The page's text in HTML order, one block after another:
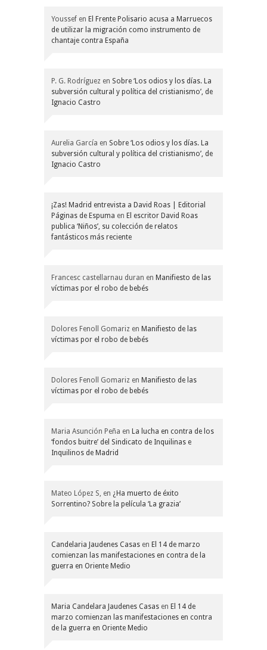
Youssef en El Frente Polisario acusa a Marruecos
de utilizar la migración como instrumento de
chantaje contra España
P. G. Rodríguez en Sobre ‘Los odios y los días. La
subversión cultural y política del cristianismo’, de
Ignacio Castro
Aurelia García en Sobre ‘Los odios y los días. La
subversión cultural y política del cristianismo’, de
Ignacio Castro
¡Zas! Madrid entrevista a David Roas | Editorial
Páginas de Espuma en El escritor David Roas
publica ‘Niños’, su colección de relatos
fantásticos más reciente
Francesc castellarnau duran en Manifiesto de las
víctimas por el robo de bebés
Dolores Fenoll Gomariz en Manifiesto de las
víctimas por el robo de bebés
Dolores Fenoll Gomariz en Manifiesto de las
víctimas por el robo de bebés
Maria Asunción Peña en La lucha en contra de los
‘fondos buitre’ del Sindicato de Inquilinas e
Inquilinos de Madrid
Mateo López S, en ¿Ha muerto de éxito
Sorrentino? Sobre la película ‘La grazia’
Candelaria Jaudenes Casas en El 14 de marzo
comienzan las manifestaciones en contra de la
guerra en Oriente Medio
Maria Candelara Jaudenes Casas en El 14 de
marzo comienzan las manifestaciones en contra
de la guerra en Oriente Medio